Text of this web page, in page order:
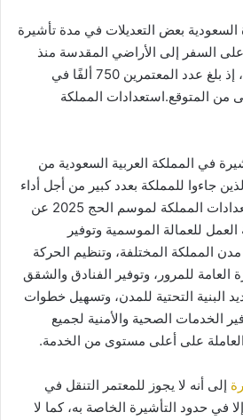
السعودية بعض التعديلات في مدة تأشيرة
على السفر إلى الأراضي المقدسة منذ
بداية العام الهجري الحالي، إذ بلغ عدد المعتمرين 750 ألفًا في
من المتوقع.استعدادات المملكة
في المملكة العربية السعودية من
جاءوا للمملكة بعدد كبير من أجل أداء
شعيرة العمرة، وسط استعدادات المملكة لموسم الحج 2025 عن
للعمالة الموسمية وتوفير
المملكة المختلفة، وتنظيم الحركة
العامة للمرور، وتوفير الفنادق والشقق
البنية التحتية للمدن، وتسهيل خطوات
الخدمات الصحية والأمنية لجميع
العاملة على أعلى مستوى من الخدمة.
إلى أنه لا يجوز للمعتمر التنقل في
في حدود التأشيرة الخاصة به، كما لا